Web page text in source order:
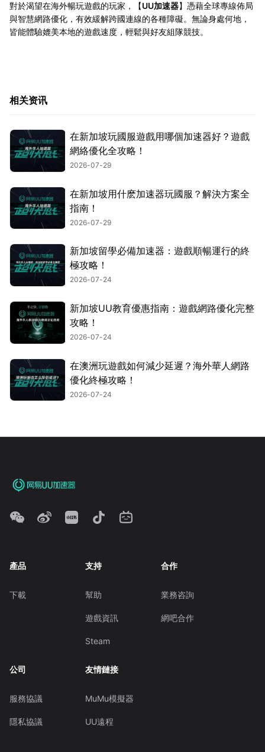
對於渴望在海外暢玩遊戲的玩家，【UU加速器】憑藉全球專線佈局
與智慧網路優化，有效緩解跨國連線的各種障礙。無論身處何地，
皆能體驗媲美本地的遊戲速度，輕鬆與好友組隊競技。
相关资讯
在新加坡玩國服遊戲用哪個加速器好？遊戲
網絡優化全攻略！
2026-07-29
在新加坡用什麽加速器玩國服？解決方案全
指南！
2026-07-29
新加坡留學必備加速器：遊戲順暢運行的終
極攻略！
2026-07-24
新加坡UU教育優惠指南：遊戲網路優化完整
攻略！
2026-07-24
在澳洲玩遊戲如何減少延遲？海外華人網路
優化終極攻略！
2026-07-24
產品
下載
支持
幫助
遊戲資訊
Steam
合作
業務咨詢
網吧合作
公司
服務協議
隱私協議
友情鏈接
MuMu模擬器
UU遠程